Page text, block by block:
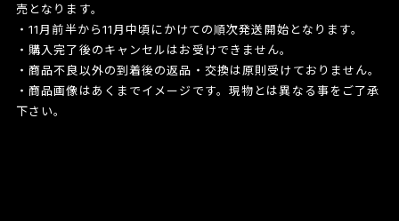
売となります。
・11月前半から11月中頃にかけての順次発送開始となります。
・購入完了後のキャンセルはお受けできません。
・商品不良以外の到着後の返品・交換は原則受けておりません。
・商品画像はあくまでイメージです。現物とは異なる事をご了承
下さい。